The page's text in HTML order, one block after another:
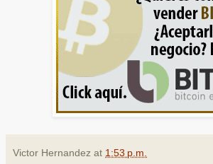
Victor Hernandez at 1:53 p.m.